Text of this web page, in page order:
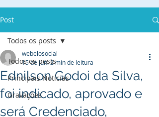
Post
Todos os posts
Principais Notícias
Gravações
Todos os posts
Ednilson Godoi da Silva,
foi indicado, aprovado e
será Credenciado,
webelosocial
15 de jun.2 min de leitura